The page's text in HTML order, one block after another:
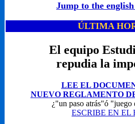
Jump to the
ÚLTIMA
El equipo
repudia la
LEE EL
NUEVO REGLAMENTO
¿"un paso atrás"ó "juego
ESCRIBE EN EL